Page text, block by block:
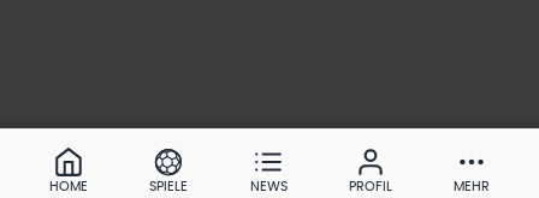
HOME SPIELE NEWS PROFIL MEHR